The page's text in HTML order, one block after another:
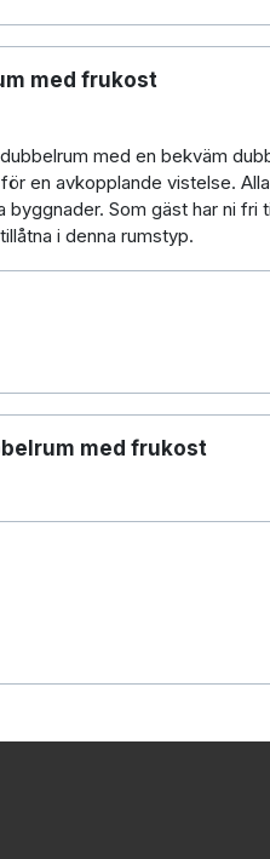
med frukost
med en bekväm
en avkopplande vistelse.
byggnader. Som gäst har ni fri
i denna rumstyp.
med frukost